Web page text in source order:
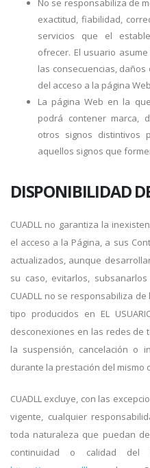
No se responsabiliza de
exactitud, fiabilidad,
servicios que el
ofrecer. El usuario
las consecuencias,
del acceso a la página
La página Web en la
podrá contener marca,
otros signos distintivos
aquellos signos que
DISPONIBILIDAD
CUADLL no garantiza la
el acceso a la Página, a sus
actualizados, aunque
su caso, evitarlos,
CUADLL no se responsabiliza
tipo producidos en EL
desconexiones en las redes de
la suspensión, cancelación o
durante la prestación del mismo
CUADLL excluye, con las
vigente, cualquier
toda naturaleza que puedan
continuidad o calidad del